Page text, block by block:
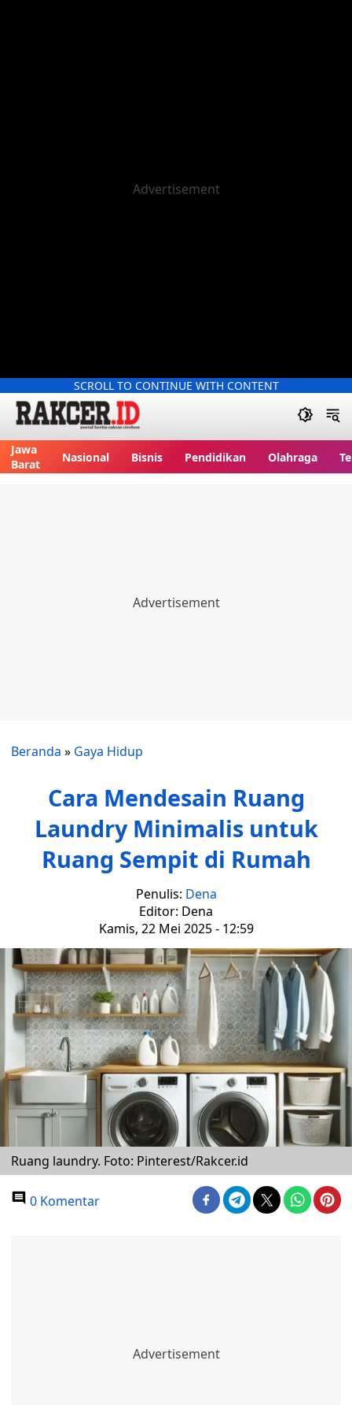
SCROLL TO CONTINUE WITH CONTENT
Jawa
Barat
Nasional Bisnis Pendidikan Olahraga
Beranda » Gaya Hidup
Cara Mendesain Ruang
Laundry Minimalis untuk
Ruang Sempit di Rumah
Penulis: Dena
Editor: Dena
Kamis, 22 Mei 2025 - 12:59
Ruang laundry. Foto: Pinterest/Rakcer.id
0 Komentar